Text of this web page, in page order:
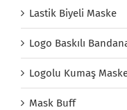
Lastik Biyeli Maske
Logo Baskılı
Logolu Kumaş
Mask Buff